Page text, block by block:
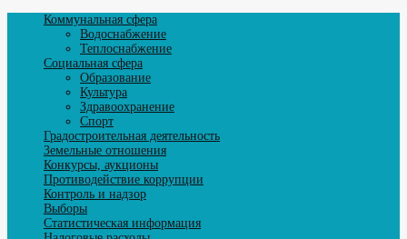
Коммунальная сфера
Водоснабжение
Теплоснабжение
Социальная сфера
Образование
Культура
Здравоохранение
Спорт
Градостроительная деятельность
Земельные отношения
Конкурсы, аукционы
Противодействие коррупции
Контроль и надзор
Выборы
Статистическая информация